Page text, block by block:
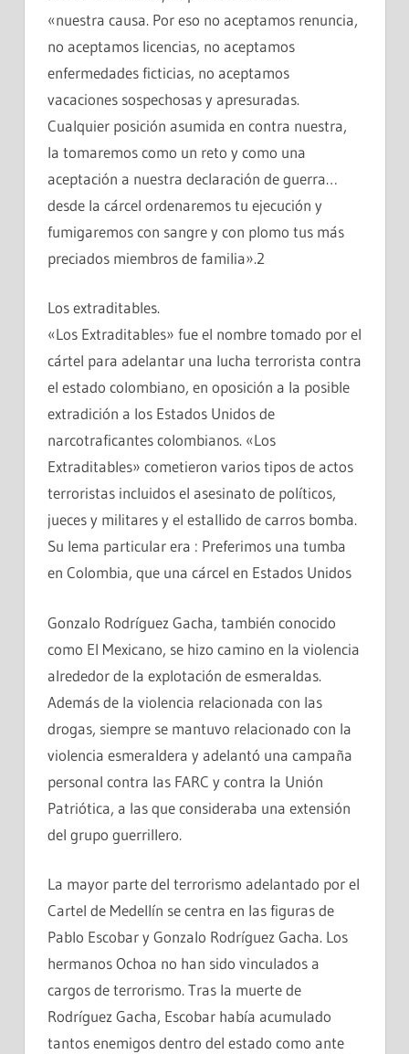
«nuestra causa. Por eso no aceptamos renuncia,
no aceptamos licencias, no aceptamos
enfermedades ficticias, no aceptamos
vacaciones sospechosas y apresuradas.
Cualquier posición asumida en contra nuestra,
la tomaremos como un reto y como una
aceptación a nuestra declaración de guerra…
desde la cárcel ordenaremos tu ejecución y
fumigaremos con sangre y con plomo tus más
preciados miembros de familia».2
Los extraditables.
«Los Extraditables» fue el nombre tomado por el
cártel para adelantar una lucha terrorista contra
el estado colombiano, en oposición a la posible
extradición a los Estados Unidos de
narcotraficantes colombianos. «Los
Extraditables» cometieron varios tipos de actos
terroristas incluidos el asesinato de políticos,
jueces y militares y el estallido de carros bomba.
Su lema particular era : Preferimos una tumba
en Colombia, que una cárcel en Estados Unidos
Gonzalo Rodríguez Gacha, también conocido
como El Mexicano, se hizo camino en la violencia
alrededor de la explotación de esmeraldas.
Además de la violencia relacionada con las
drogas, siempre se mantuvo relacionado con la
violencia esmeraldera y adelantó una campaña
personal contra las FARC y contra la Unión
Patriótica, a las que consideraba una extensión
del grupo guerrillero.
La mayor parte del terrorismo adelantado por el
Cartel de Medellín se centra en las figuras de
Pablo Escobar y Gonzalo Rodríguez Gacha. Los
hermanos Ochoa no han sido vinculados a
cargos de terrorismo. Tras la muerte de
Rodríguez Gacha, Escobar había acumulado
tantos enemigos dentro del estado como ante